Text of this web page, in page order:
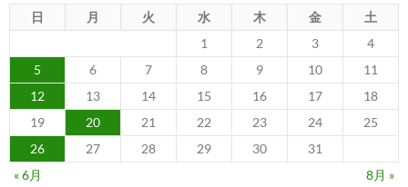
日 月 火 水 木 金
土
1
2 3
4
5
6 7 8 9 10
11
12
13 14 15 16 17
18
19
20 21 22 23 24
25
26
27 28 29 30
31
« 6月
8月 »